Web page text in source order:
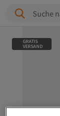
Suche
GRATIS
VERSAND